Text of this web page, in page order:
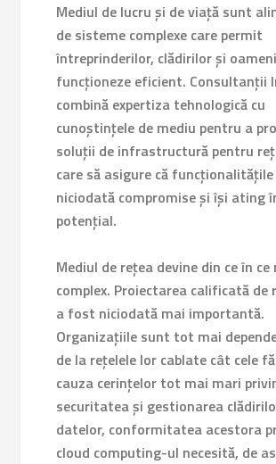
Mediul de lucru și de viață sunt
de sisteme complexe care permit
întreprinderilor, clădirilor și
funcționeze eficient. Consultanții
combină expertiza tehnologică cu
cunoștințele de mediu pentru a
soluții de infrastructură pentru
care să asigure că
niciodată compromise și își ating
potențial.
Mediul de rețea devine din ce în ce
complex. Proiectarea calificată de
a fost niciodată mai importantă.
Organizațiile sunt tot mai
de la rețelele lor cablate cât cele
cauza cerințelor tot mai mari
securitatea și gestionarea
datelor, conformitatea acestora
cloud computing-ul necesită, de